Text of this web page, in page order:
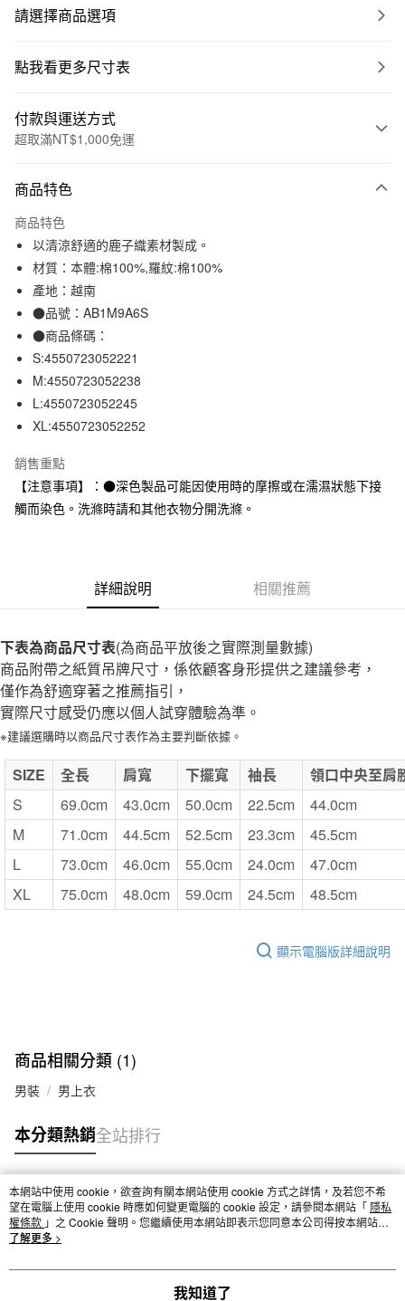
請選擇商品選項
點我看更多尺寸表
付款與運送方式
超取滿NT$1,000免運
信用卡一次付款
信用卡分期付款
3 期 0 利率 每期NT$230
合作金庫商業銀行
華南商業銀行
上海商業儲蓄銀行
臺灣中小企業銀行
匯豐（台灣）商業銀行
聯邦商業銀行
元大商業銀行
台新國際商業銀行
台灣樂天信用卡公司
超商取貨付款
LINE Pay
Apple Pay
街口支付
悠遊付
運送方式
全家取貨付款
每筆NT$65，滿NT$1,000(含以上)免運費
每筆NT$65，滿NT$1,000(含以上)免運費
付款後7-11取貨
每筆NT$65，滿NT$1,000(含以上)免運費
宅配
每筆NT$150，滿NT$2,000(含以上)免運費
無印良品門市自取
免運費
商品特色
商品特色
以清涼舒適的鹿子織素材製成。
材質：本體:棉100%,羅紋:棉100%
產地：越南
●品號：AB1M9A6S
●商品條碼：
S:4550723052221
M:4550723052238
L:4550723052245
XL:4550723052252
銷售重點
【注意事項】：●深色製品可能因使用時的摩擦或在濡濕狀態下接
觸而染色。洗滌時請和其他衣物分開洗滌。
詳細說明 相關推薦
下表為商品尺寸表(為商品平放後之實際測量數據)
商品附帶之紙質吊牌尺寸，係依顧客身形提供之建議參考，
僅作為舒適穿著之推薦指引，
實際尺寸感受仍應以個人試穿體驗為準。
※建議選購時以商品尺寸表作為主要判斷依據。
SIZE 全長 肩寬 下擺寬 袖長
領口中央至肩
S
69.0cm 43.0cm 50.0cm 22.5cm
44.0cm
M
71.0cm 44.5cm 52.5cm 23.3cm
45.5cm
L
73.0cm 46.0cm 55.0cm 24.0cm
47.0cm
XL
75.0cm 48.0cm 59.0cm 24.5cm 48.5cm
顯示電腦版詳細說明
商品相關分類 (1)
男裝 男上衣
本分類熱銷全站排行
熱門標籤
本網站中使用 cookie，欲查詢有關本網站使用 cookie 方式之詳情，及若您不希
望在電腦上使用 cookie 時應如何變更電腦的 cookie 設定，請參閱本網站「 隱私
權條款 」之 Cookie 聲明。您繼續使用本網站即表示您同意本公司得按本網站使
用條款之 Cookie 聲明使用 cookie。
了解更多 >
我知道了